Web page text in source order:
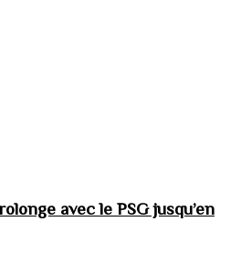
avec le PSG jusqu’en